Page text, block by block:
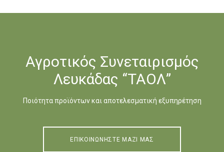
Αγροτικός Συνεταιρισμός
Λευκάδας “ΤΑΟΛ”
Ποιότητα προϊόντων και αποτελεσματική εξυπηρέτηση
ΕΠΙΚΟΙΝΩΝΗΣΤΕ ΜΑΖΙ ΜΑΣ